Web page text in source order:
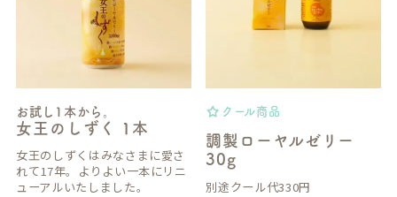
お試し1本から。
女王のしずく 1本
女王のしずくはみなさまに愛さ
れて17年。よりよい一本にリニ
ューアルいたしました。
クール商品
調製ローヤルゼリー
30g
別途クール代330円